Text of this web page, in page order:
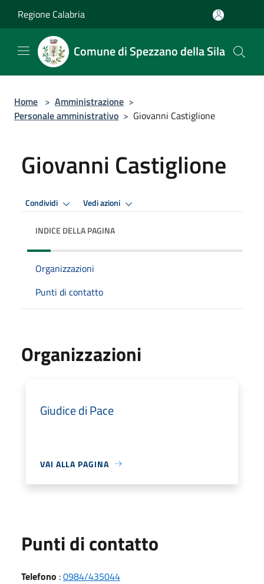
Regione Calabria
Comune di Spezzano della Sila
Home > Amministrazione >
Personale amministrativo > Giovanni Castiglione
Giovanni Castiglione
Condividi Vedi azioni
INDICE DELLA PAGINA
Organizzazioni
Punti di contatto
Organizzazioni
Giudice di Pace
VAI ALLA PAGINA
Punti di contatto
Telefono :0984/435044